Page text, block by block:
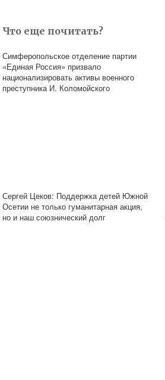
Что еще почитать?
Симферопольское отделение партии
«Единая Россия» призвало
национализировать активы военного
преступника И. Коломойского
Сергей Цеков: Поддержка детей Южной
Осетии не только гуманитарная акция,
но и наш союзнический долг